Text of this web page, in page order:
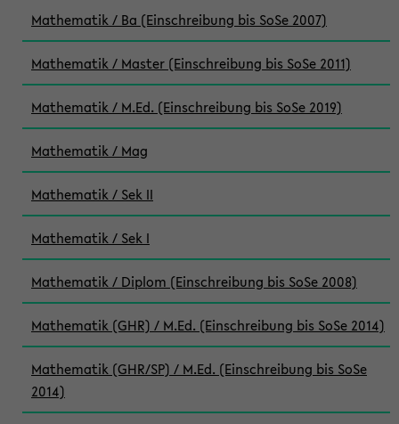
Mathematik / Ba (Einschreibung bis SoSe 2007)
Mathematik / Master (Einschreibung bis SoSe 2011)
Mathematik / M.Ed. (Einschreibung bis SoSe 2019)
Mathematik / Mag
Mathematik / Sek II
Mathematik / Sek I
Mathematik / Diplom (Einschreibung bis SoSe 2008)
Mathematik (GHR) / M.Ed. (Einschreibung bis SoSe 2014)
Mathematik (GHR/SP) / M.Ed. (Einschreibung bis SoSe
2014)